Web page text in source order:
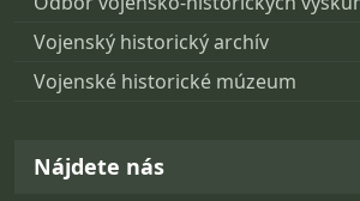
Vojenský historický archív
Vojenské historické múzeum
Nájdete nás